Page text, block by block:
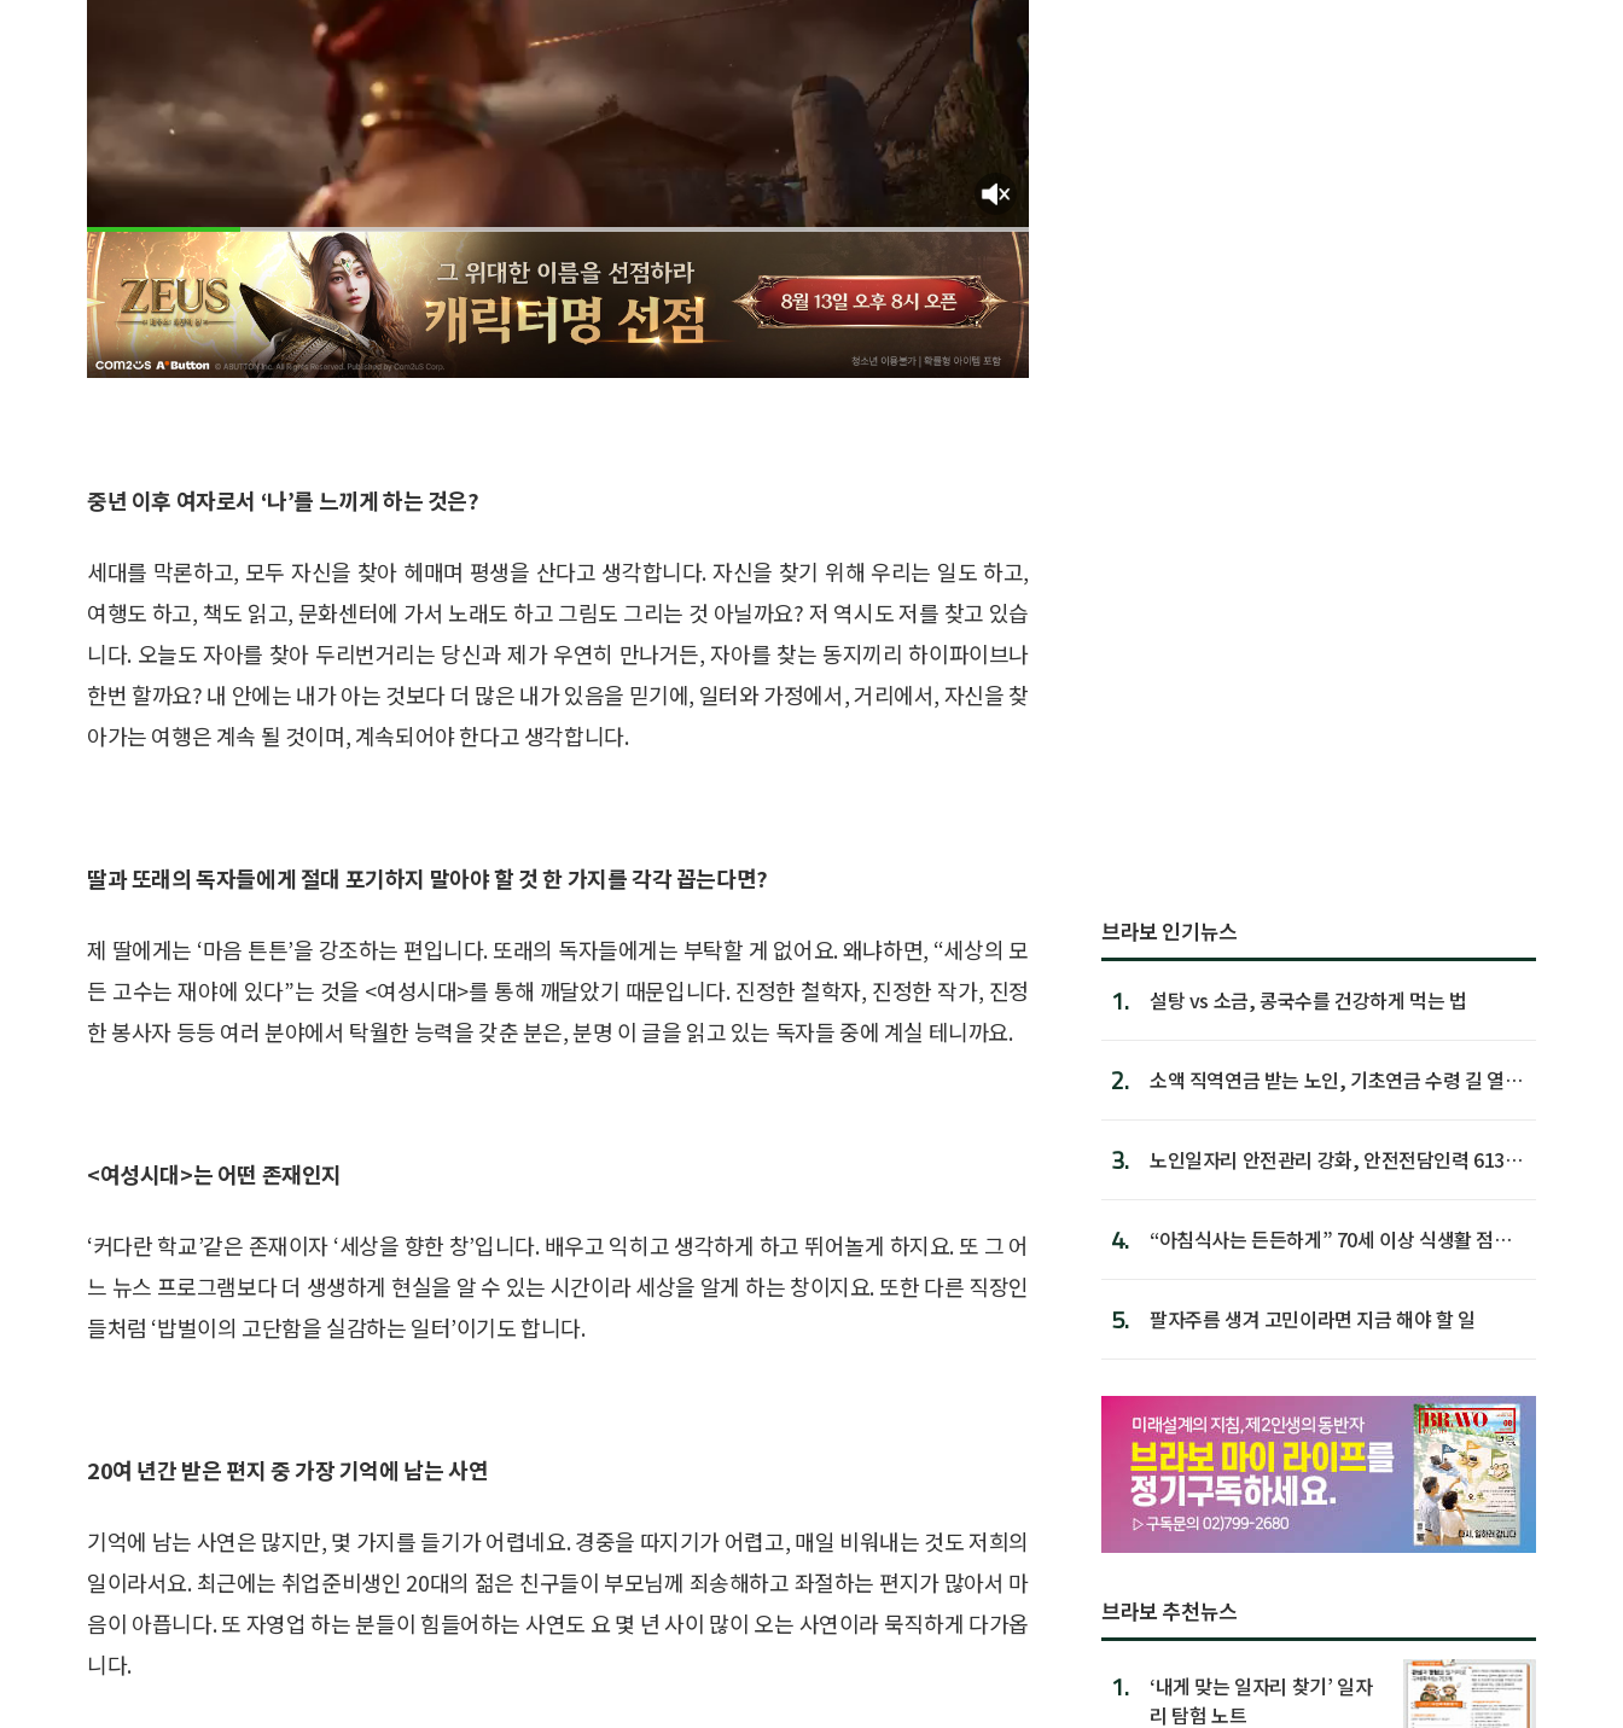
중년 이후 여자로서 ‘나’를 느끼게 하는 것은?
세대를 막론하고, 모두 자신을 찾아 헤매며 평생을 산다고 생각합니다. 자신을 찾기 위해 우리는 일도 하고,
여행도 하고, 책도 읽고, 문화센터에 가서 노래도 하고 그림도 그리는 것 아닐까요? 저 역시도 저를 찾고 있습
니다. 오늘도 자아를 찾아 두리번거리는 당신과 제가 우연히 만나거든, 자아를 찾는 동지끼리 하이파이브나
한번 할까요? 내 안에는 내가 아는 것보다 더 많은 내가 있음을 믿기에, 일터와 가정에서, 거리에서, 자신을 찾
아가는 여행은 계속 될 것이며, 계속되어야 한다고 생각합니다.
딸과 또래의 독자들에게 절대 포기하지 말아야 할 것 한 가지를 각각 꼽는다면?
제 딸에게는 ‘마음 튼튼’을 강조하는 편입니다. 또래의 독자들에게는 부탁할 게 없어요. 왜냐하면, “세상의 모
든 고수는 재야에 있다”는 것을 <여성시대>를 통해 깨달았기 때문입니다. 진정한 철학자, 진정한 작가, 진정
한 봉사자 등등 여러 분야에서 탁월한 능력을 갖춘 분은, 분명 이 글을 읽고 있는 독자들 중에 계실 테니까요.
<여성시대>는 어떤 존재인지
‘커다란 학교’같은 존재이자 ‘세상을 향한 창’입니다. 배우고 익히고 생각하게 하고 뛰어놀게 하지요. 또 그 어
느 뉴스 프로그램보다 더 생생하게 현실을 알 수 있는 시간이라 세상을 알게 하는 창이지요. 또한 다른 직장인
들처럼 ‘밥벌이의 고단함을 실감하는 일터’이기도 합니다.
20여 년간 받은 편지 중 가장 기억에 남는 사연
기억에 남는 사연은 많지만, 몇 가지를 들기가 어렵네요. 경중을 따지기가 어렵고, 매일 비워내는 것도 저희의
일이라서요. 최근에는 취업준비생인 20대의 젊은 친구들이 부모님께 죄송해하고 좌절하는 편지가 많아서 마
음이 아픕니다. 또 자영업 하는 분들이 힘들어하는 사연도 요 몇 년 사이 많이 오는 사연이라 묵직하게 다가옵
니다.
브라보 인기뉴스
1. 설탕 vs 소금, 콩국수를 건강하게 먹는 법
2.
소액 직역연금 받는 노인, 기초연금 수령 길 열린
3.
노인일자리 안전관리 강화, 안전전담인력 613명
4.
“아침식사는 든든하게” 70세 이상 식생활 점수
5. 팔자주름 생겨 고민이라면 지금 해야 할 일
브라보 추천뉴스
1.
‘내게 맞는 일자리 찾기’ 일자
리 탐험 노트